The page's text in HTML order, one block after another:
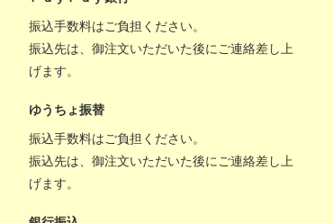
振込手数料はご負担ください。
振込先は、御注文いただいた後にご連絡差し上
げます。
ゆうちょ振替
振込手数料はご負担ください。
振込先は、御注文いただいた後にご連絡差し上
げます。